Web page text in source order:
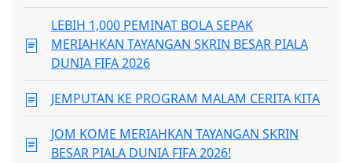
LEBIH 1,000 PEMINAT BOLA SEPAK
MERIAHKAN TAYANGAN SKRIN BESAR PIALA
DUNIA FIFA 2026
JEMPUTAN KE PROGRAM MALAM CERITA KITA
JOM KOME MERIAHKAN TAYANGAN SKRIN
BESAR PIALA DUNIA FIFA 2026!